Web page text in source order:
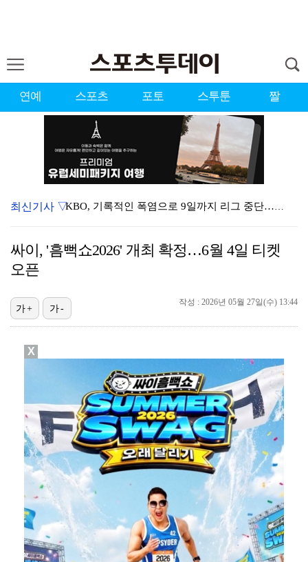
연예 스포츠 포토 스투툰 짤
KBO, 기록적인 폭염으로 9일까지 리그 중단…내달 6…
이강인, 드디어 아틀레티코 선수단과 만났다…시메오네 감…
"우산으로 때려"vs"그런 적 없다"…23기 부부 엇갈…
"기분 맞춰주려고" 축구협회, 외국인 심판 성접대 의혹…
청문회부터 압수수색·심판 성접대 의혹까지…월드컵 탈락이…
폭로자 "황정민, 본인 말에 책임져야…내가 사생활에 초…
박문성 "축구협회 성접대 의혹? 사실이면 국제 망신…사…
최신기사 ▽
싸이, '흠뻑쇼2026' 개최 확정…6월 4일 티켓
오픈
작성 : 2026년 05월 27일(수) 13:44
가+ 가-
X